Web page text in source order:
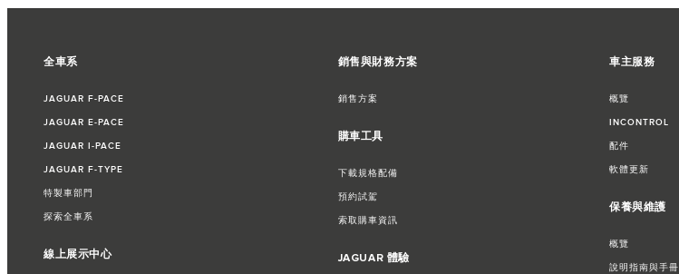
全車系
JAGUAR F‑PACE
JAGUAR E‑PACE
JAGUAR I‑PACE
JAGUAR F‑TYPE
特製車部門
探索全車系
線上展示中心
銷售與財務方案
銷售方案
購車工具
下載規格配備
預約試駕
索取購車資訊​
JAGUAR 體驗
車主服務
概覽
INCONTROL
配件
軟體更新
保養與維護
概覽
說明指南與手冊